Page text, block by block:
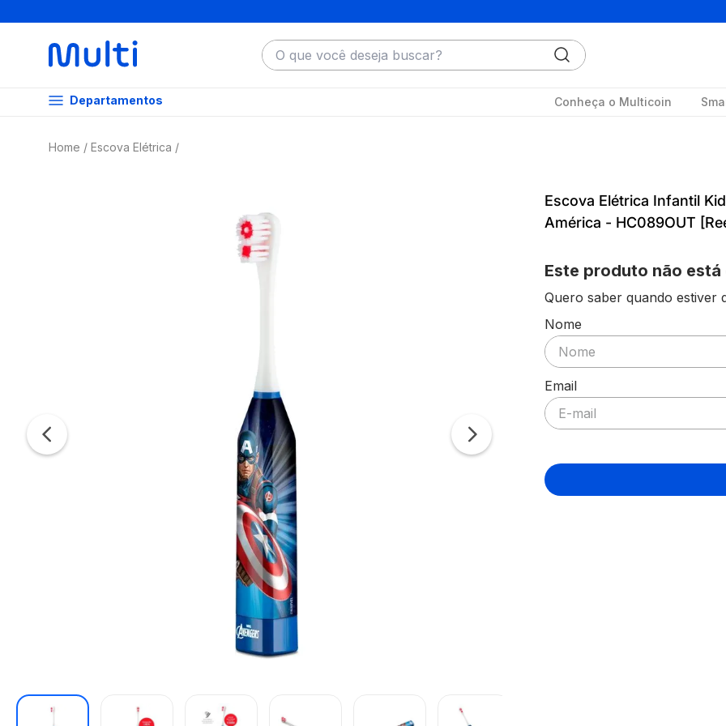
O que você deseja buscar?
Departamentos Conheça o Multicoin
Escova Elétrica
Escova Elétrica Infantil
América - HC089OUT
Este produto não
Quero saber quando estiver